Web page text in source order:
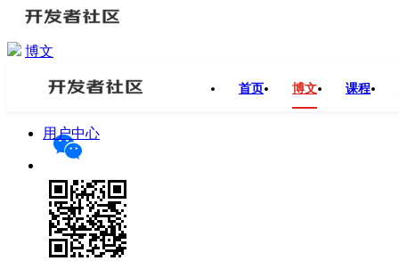
博文
首页 博文 课程
用户中心
开发者社区>博文>Linux内存泄露案例分析和内存管理分享